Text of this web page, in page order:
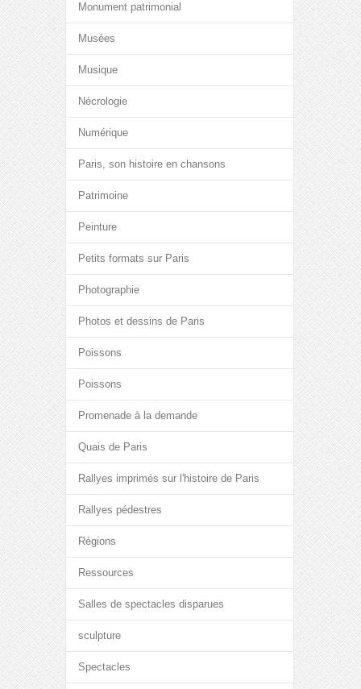
Monument patrimonial
Musées
Musique
Nécrologie
Numérique
Paris, son histoire en chansons
Patrimoine
Peinture
Petits formats sur Paris
Photographie
Photos et dessins de Paris
Poissons
Poissons
Promenade à la demande
Quais de Paris
Rallyes imprimés sur l'histoire de Paris
Rallyes pédestres
Régions
Ressources
Salles de spectacles disparues
sculpture
Spectacles